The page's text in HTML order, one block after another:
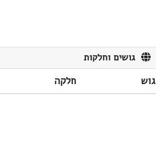
גושים וחלקות
גוש חלקה